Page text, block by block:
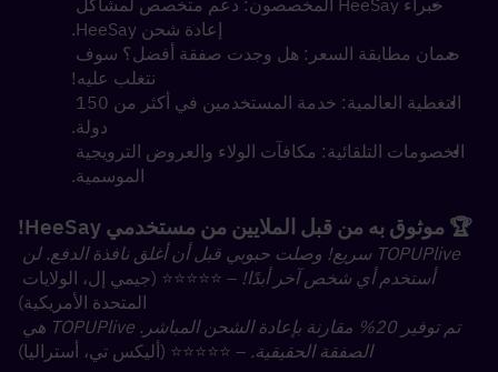
إعادة شحن HeeSay.
نتغلب عليه!
دولة.
الموسمية.
🏆 موثوق به من قبل الملايين من مستخدمي HeeSay!
أستخدم أي شخص آخر أبدًا!
المتحدة الأمريكية)
الصفقة الحقيقية. – ⭐⭐⭐⭐⭐ (أليكس تي، أستراليا)